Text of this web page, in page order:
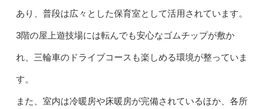
あり、普段は広々とした保育室として活用されています。
3階の屋上遊技場には転んでも安心なゴムチップが敷か
れ、三輪車のドライブコースも楽しめる環境が整っていま
す。
また、室内は冷暖房や床暖房が完備されているほか、各所